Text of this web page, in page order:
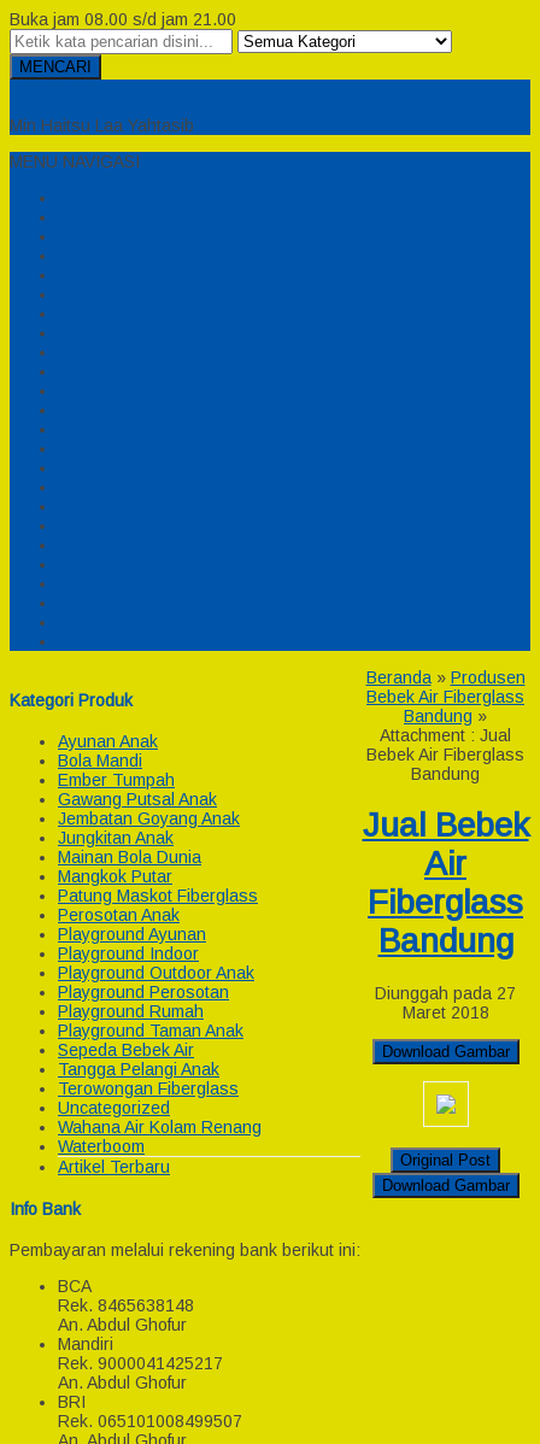
Buka jam 08.00 s/d jam 21.00
MENCARI
Min Haitsu Laa Yahtasib
MENU NAVIGASI
Kategori Produk
Ayunan Anak
Bola Mandi
Ember Tumpah
Gawang Putsal Anak
Jembatan Goyang Anak
Jungkitan Anak
Mainan Bola Dunia
Mangkok Putar
Patung Maskot Fiberglass
Perosotan Anak
Playground Ayunan
Playground Indoor
Playground Outdoor Anak
Playground Perosotan
Playground Rumah
Playground Taman Anak
Sepeda Bebek Air
Tangga Pelangi Anak
Terowongan Fiberglass
Uncategorized
Wahana Air Kolam Renang
Waterboom
Artikel Terbaru
Info Bank
Pembayaran melalui rekening bank berikut ini:
BCA
Rek. 8465638148
An. Abdul Ghofur
Mandiri
Rek. 9000041425217
An. Abdul Ghofur
BRI
Rek. 065101008499507
Beranda» Produsen
Bebek Air Fiberglass
Bandung »
Attachment : Jual
Bebek Air Fiberglass
Bandung
Jual Bebek
Air
Fiberglass
Bandung
Diunggah pada 27
Maret 2018
Download Gambar
Original Post
Download Gambar